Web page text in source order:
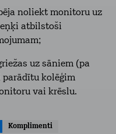
noliekt monitoru uz
atbilstoši
uz sāniem (pa
parādītu kolēģim
vai krēslu.
Komplimenti